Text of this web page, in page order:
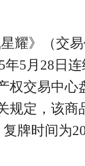
耀》（交
年5月 28 日
权交易中心
规定，该商
牌时间为